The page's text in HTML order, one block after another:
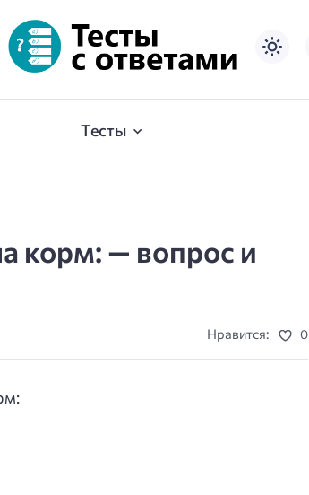
Тесты
корм: — вопрос и
Нравится: 0